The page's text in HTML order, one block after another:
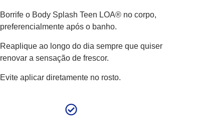
Borrife o Body Splash Teen LOA® no corpo,
preferencialmente após o banho.
Reaplique ao longo do dia sempre que quiser
renovar a sensação de frescor.
Evite aplicar diretamente no rosto.